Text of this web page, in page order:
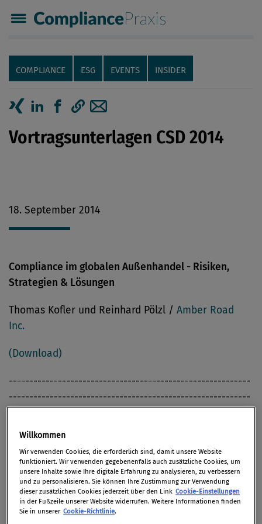
Compliance Praxis
Servicenavigation
Navigation
COMPLIANCE ESG EVENTS INSIDER
Seiteninhalt
Vortragsunterlagen CSD 2014
18. September 2014
Compliance im globalen Außenhandel - Risiken,
Strategien & Lösungen
Thomas Kofler und Reinhard Pölzl / Amber Road
Inc.
(Download)
-----------------------------------------------------------
-----------------------------------------------------------
Informations-Tools für Due-Diligence-Prozesse in
einer Bank
Günther Stricker, Western Union International Bank
GmbH / Host: LexisNexis Deutschland
Willkommen
Wir verwenden Cookies, die erforderlich sind, damit unsere Website
funktioniert. Wir verwenden gegebenenfalls auch zusätzliche Cookies, um
unsere Inhalte sowie Ihre digitale Erfahrung zu analysieren, zu verbessern
und zu personalisieren. Sie können Ihre Zustimmung zur Verwendung
dieser zusätzlichen Cookies jederzeit über den Link Cookie-Einstellungen
in der Fußzeile unserer Website widerrufen. Weitere Informationen finden
Sie in unserer Cookie-Richtlinie.